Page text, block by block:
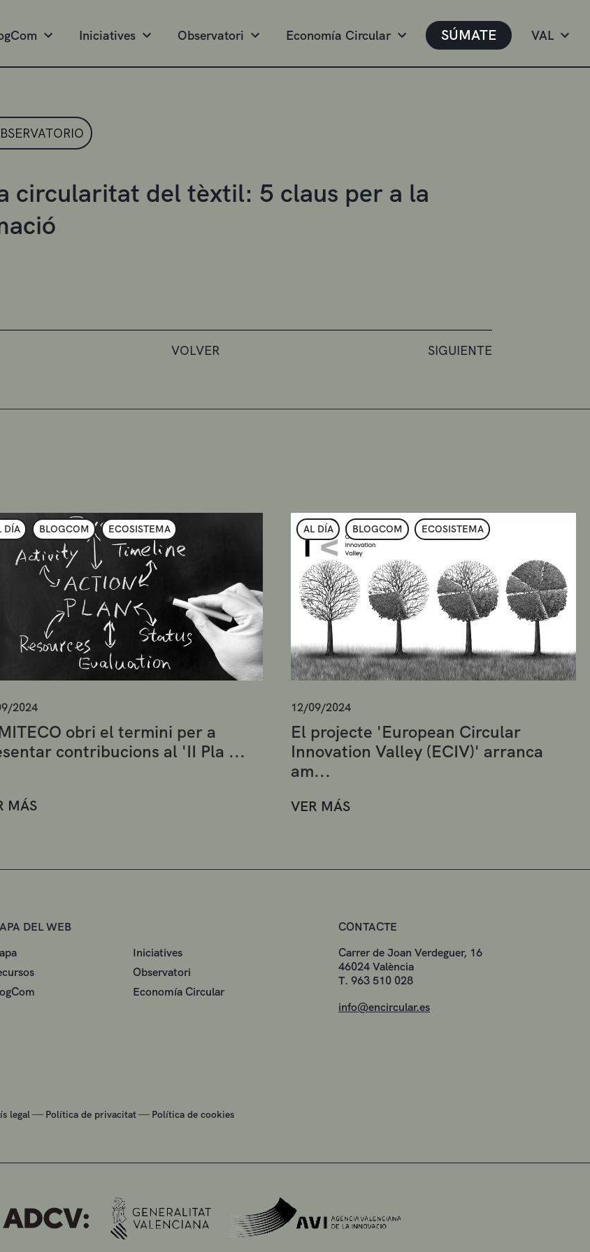
Iniciatives Observatori Economía Circular SÚMATE VAL
circularitat del tèxtil: 5 claus per a la
VOLVER SIGUIENTE
DÍA BLOGCOM ECOSISTEMA
2024
obri el termini per a
contribucions al 'II Pla ...
MÁS
AL DÍA BLOGCOM ECOSISTEMA
12/09/2024
El projecte 'European Circular
Innovation Valley (ECIV)' arranca
am...
VER MÁS
DEL WEB
Iniciatives
Observatori
Economía Circular
legal — Política de privacitat— Política de cookies
CONTACTE
Carrer de Joan Verdeguer, 16
46024 València
T. 963 510 028
info@encircular.es